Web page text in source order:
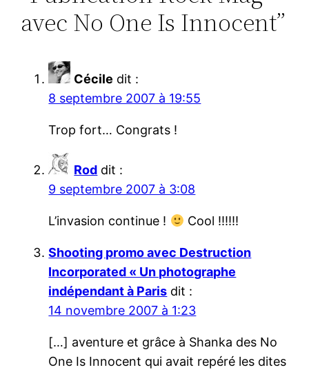
avec No One Is Innocent”
Cécile dit :
8 septembre 2007 à 19:55
Trop fort… Congrats !
Rod dit :
9 septembre 2007 à 3:08
L’invasion continue ! Cool !!!!!!
Shooting promo avec Destruction
Incorporated « Un photographe
indépendant à Paris dit :
14 novembre 2007 à 1:23
[…] aventure et grâce à Shanka des No
One Is Innocent qui avait repéré les dites